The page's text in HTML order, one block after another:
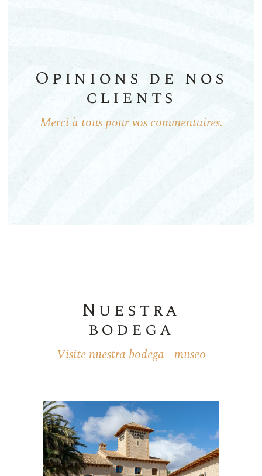
Opinions de nos
clients
Merci à tous pour vos commentaires.
Nuestra
bodega
Visite nuestra bodega - museo